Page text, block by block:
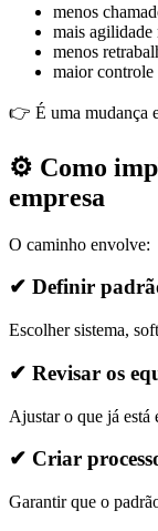
menos
mais agilidade
menos
maior controle
👉 É uma mudança
⚙️ Como
empresa
O caminho envolve:
✔ Definir
Escolher sistema,
✔ Revisar os
Ajustar o que já está
✔ Criar
Garantir que o